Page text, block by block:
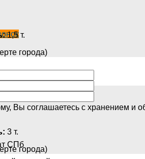
Вы соглашаетесь с хранением и
1,5 т.
города)
3 т.
города)